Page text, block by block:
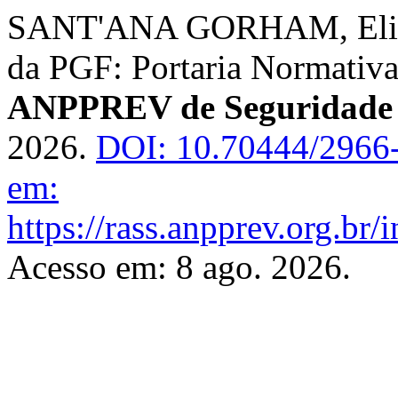
SANT'ANA GORHAM,
da PGF: Portaria
ANPPREV de
2026. DOI: 10.70444/
em:
https://
Acesso em: 8 ago. 2026.